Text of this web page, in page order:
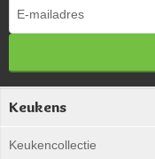
Keukens
Keukencollectie